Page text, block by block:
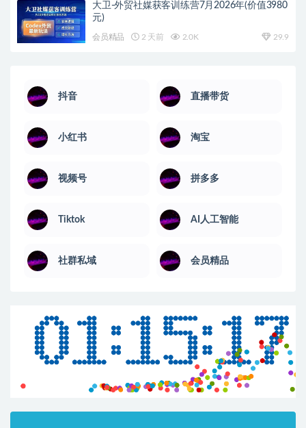
大卫-外贸社媒获客训练营7月2026年(价值3980
元)
会员精品 2 天前 2.0K 29.9
抖音 直播带货
小红书 淘宝
视频号 拼多多
Tiktok AI人工智能
社群私域 会员精品